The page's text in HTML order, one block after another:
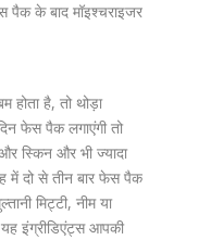
पैक के बाद मॉइश्चराइजर
होता है, तो थोड़ा
फेस पैक लगाएंगी तो
स्किन और भी ज्यादा
में दो से तीन बार फेस पैक
मिट्टी, नीम या
इंग्रीडिएंट्स आपकी